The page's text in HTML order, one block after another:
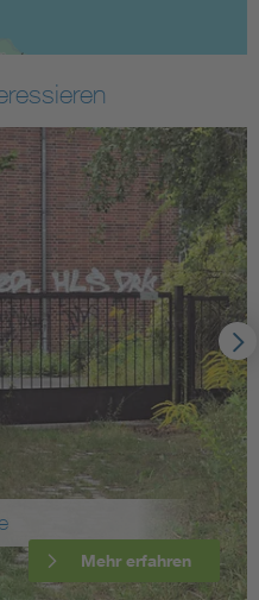
Osram GmbH KG